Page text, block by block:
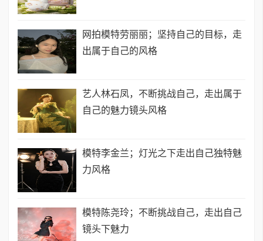
网拍模特劳丽丽；坚持自己的目标，走
出属于自己的风格
艺人林石凤，不断挑战自己，走出属于
自己的魅力镜头风格
模特李金兰；灯光之下走出自己独特魅
力风格
模特陈尧玲；不断挑战自己，走出自己
镜头下魅力